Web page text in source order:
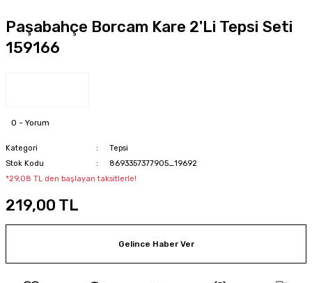
Paşabahçe Borcam Kare 2'Li Tepsi Seti
159166
0 - Yorum
Kategori
Tepsi
Stok Kodu
8693357377905_19692
*29,08 TL den başlayan taksitlerle!
219,00 TL
Gelince Haber Ver